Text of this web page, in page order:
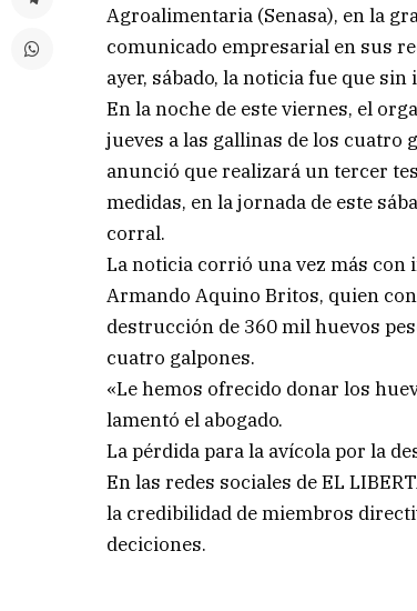
Agroalimentaria (Senasa), en la
comunicado empresarial en sus
ayer, sábado, la noticia fue que
En la noche de este viernes, el
jueves a las gallinas de los cuatro
anunció que realizará un tercer
medidas, en la jornada de este
corral.
La noticia corrió una vez más con
Armando Aquino Britos, quien
destrucción de 360 mil huevos
cuatro galpones.
«Le hemos ofrecido donar los
lamentó el abogado.
La pérdida para la avícola por la
En las redes sociales de EL
la credibilidad de miembros
deciciones.